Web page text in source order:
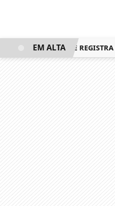
NO IDEB E REGISTRA O
EM ALTA